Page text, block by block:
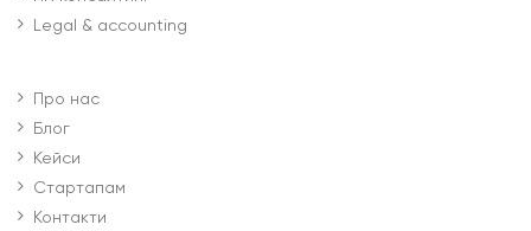
Legal & accounting
Про нас
Блог
Кейси
Стартапам
Контакти